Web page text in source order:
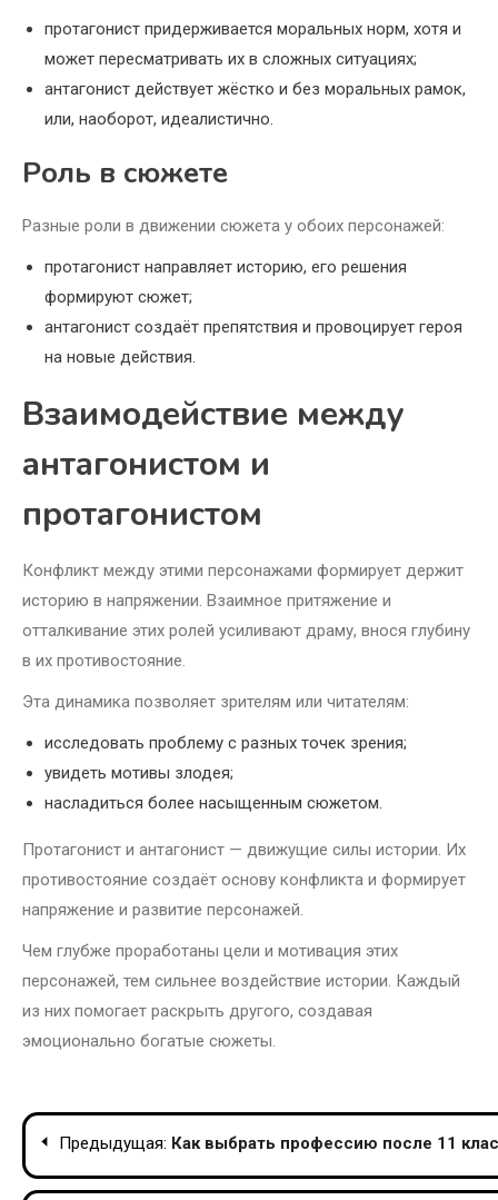
протагонист придерживается моральных норм, хотя и
может пересматривать их в сложных ситуациях;
антагонист действует жёстко и без моральных рамок,
или, наоборот, идеалистично.
Роль в сюжете
Разные роли в движении сюжета у обоих персонажей:
протагонист направляет историю, его решения
формируют сюжет;
антагонист создаёт препятствия и провоцирует героя
на новые действия.
Взаимодействие между
антагонистом и
протагонистом
Конфликт между этими персонажами формирует держит
историю в напряжении. Взаимное притяжение и
отталкивание этих ролей усиливают драму, внося глубину
в их противостояние.
Эта динамика позволяет зрителям или читателям:
исследовать проблему с разных точек зрения;
увидеть мотивы злодея;
насладиться более насыщенным сюжетом.
Протагонист и антагонист — движущие силы истории. Их
противостояние создаёт основу конфликта и формирует
напряжение и развитие персонажей.
Чем глубже проработаны цели и мотивация этих
персонажей, тем сильнее воздействие истории. Каждый
из них помогает раскрыть другого, создавая
эмоционально богатые сюжеты.
Навигация
по
Предыдущая: Как выбрать профессию после 11